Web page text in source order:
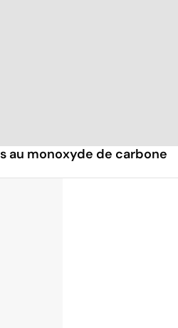
au monoxyde de carbone